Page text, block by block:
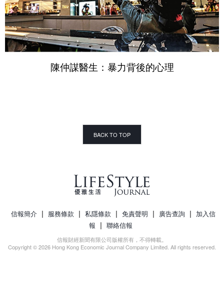
陳仲謀醫生：暴力背後的心理
BACK TO TOP
信報簡介 | 服務條款 | 私隱條款 | 免責聲明 | 廣告查詢 | 加入信
報 | 聯絡信報
信報財經新聞有限公司版權所有，不得轉載。
Copyright © 2026 Hong Kong Economic Journal Company Limited. All rights reserved.